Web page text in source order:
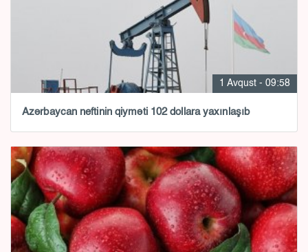
1 Avqust - 09:58
Azərbaycan neftinin qiyməti 102 dollara yaxınlaşıb